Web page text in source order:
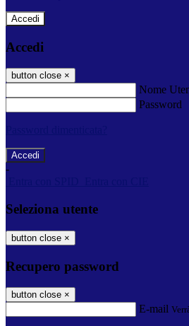
Accedi
Accedi
button close ×
Nome
Password
-
Seleziona utente
button close ×
Recupero password
button close ×
E-mail